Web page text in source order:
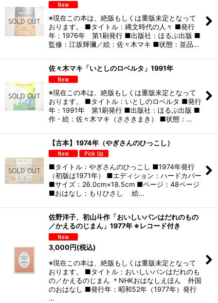
※現在この本は、絶版もしくは重版未定となって
おります。 ■タイトル：縄文時代の人々 ■発行
年：1976年 第1刷発行 ■出版社：ほるぷ出版 ■
監修：江坂輝彌／絵：佐々木マキ ■状態：並品…
佐々木マキ「いとしのロベルタ」1991年
※現在この本は、絶版もしくは重版未定となって
おります。 ■タイトル：いとしのロベルタ ■発行
年：1991年 第1刷発行 ■出版社：ほるぷ出版 ■
作・絵：佐々木マキ（ささきまき） ■状態：…
【古本】1974年（やぎさんのひっこし）
■タイトル：やぎさんのひっこし ■1974年発行
（初版は1971年） ■エディション：ハードカバー
■サイズ：26.0cm×18.5cm ■ページ：48ページ
■おはなし：もりひさし 絵…
佐野洋子、初山斗作「おいしいパンはだれのもの
／かえるのじまん」1977年 ※レコード付き
3,000円(税込)
※現在この本は、絶版もしくは重版未定となって
おります。 ■タイトル：おいしいパンはだれのも
の／かえるのじまん ＊NHKおはなしえほん 外国
のおはなし ■発行年：昭和52年（1977年）発行
…